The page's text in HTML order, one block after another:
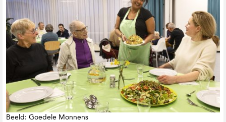
Beeld: Goedele Monnens